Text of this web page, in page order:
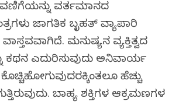
ವರ್ತಮಾನದ
ಜಾಗತಿಕ ಬೃಹತ್ ವ್ಯಾಪಾರಿ
ಮನುಷ್ಯನ ವ್ಯಕ್ತಿತ್ವದ
ಕಥನ ಎದುರಿಸುವುದು ಅನಿವಾರ್ಯ
ಹೆಚ್ಚು
ಬಾಹ್ಯ ಶಕ್ತಿಗಳ ಆಕ್ರಮಣಗಳ